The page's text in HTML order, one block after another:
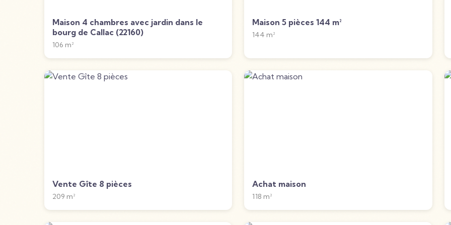
Maison 4 chambres avec jardin dans le
bourg de Callac (22160)
106 m²
Maison 5 pièces 144 m²
144 m²
Vente Gîte 8 pièces
209 m²
Achat maison
118 m²